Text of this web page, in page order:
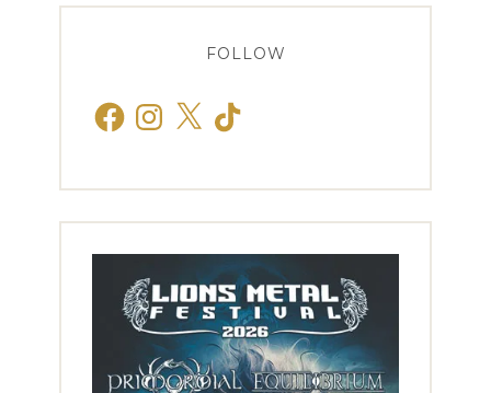
FOLLOW
FacebookInstagram
X TikTok